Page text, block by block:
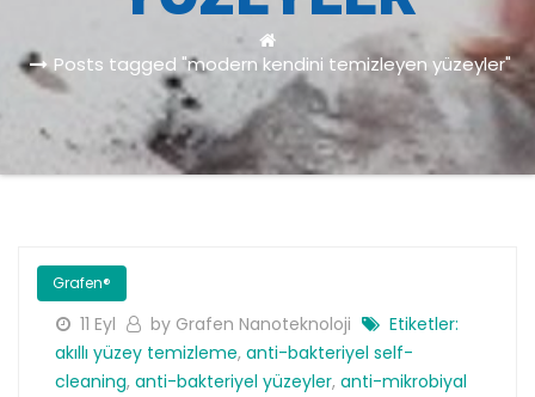
Posts tagged "modern kendini temizleyen yüzeyler"
Grafen®
11 Eyl by Grafen Nanoteknoloji
Etiketler:
akıllı yüzey temizleme, anti-bakteriyel self-
cleaning, anti-bakteriyel yüzeyler, anti-mikrobiyal